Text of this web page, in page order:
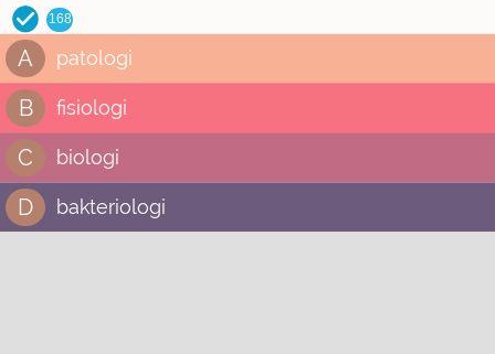
168
A patologi
B fisiologi
C biologi
D bakteriologi